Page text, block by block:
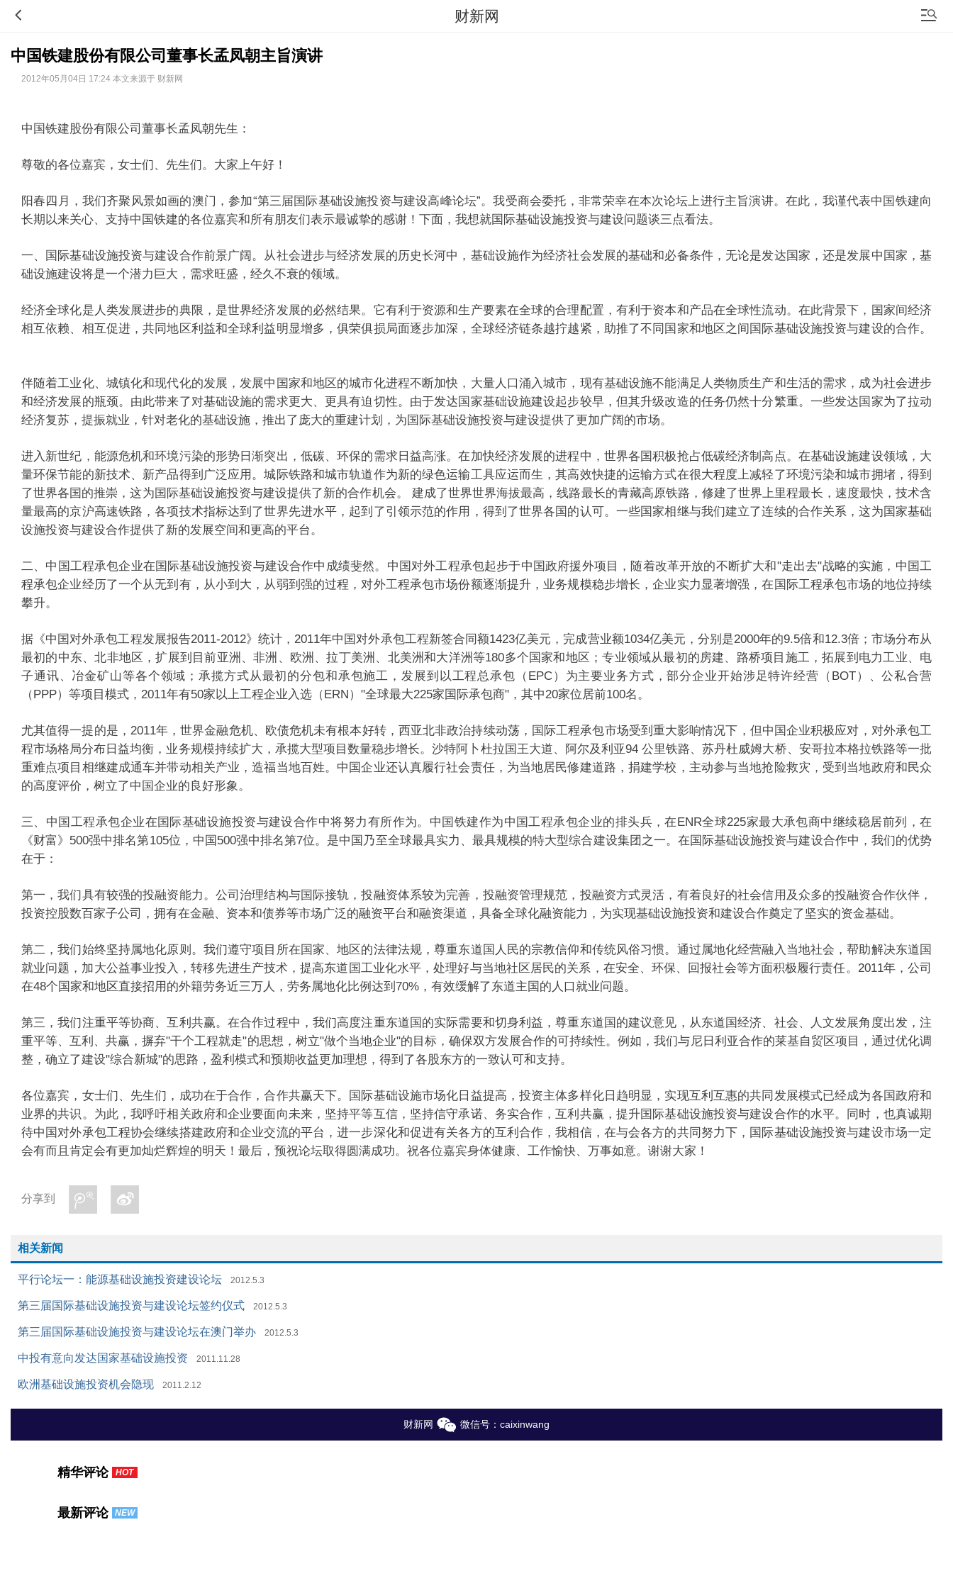
财新网
中国铁建股份有限公司董事长孟凤朝主旨演讲
2012年05月04日 17:24 本文来源于 财新网
中国铁建股份有限公司董事长孟凤朝先生：
尊敬的各位嘉宾，女士们、先生们。大家上午好！
阳春四月，我们齐聚风景如画的澳门，参加“第三届国际基础设施投资与建设高峰论坛”。我受商会委托，非常荣幸在本次论坛上进行主旨演讲。在此，我谨代表中国铁建向
长期以来关心、支持中国铁建的各位嘉宾和所有朋友们表示最诚挚的感谢！下面，我想就国际基础设施投资与建设问题谈三点看法。
一、国际基础设施投资与建设合作前景广阔。从社会进步与经济发展的历史长河中，基础设施作为经济社会发展的基础和必备条件，无论是发达国家，还是发展中国家，基
础设施建设将是一个潜力巨大，需求旺盛，经久不衰的领域。
经济全球化是人类发展进步的典限，是世界经济发展的必然结果。它有利于资源和生产要素在全球的合理配置，有利于资本和产品在全球性流动。在此背景下，国家间经济
相互依赖、相互促进，共同地区利益和全球利益明显增多，俱荣俱损局面逐步加深，全球经济链条越拧越紧，助推了不同国家和地区之间国际基础设施投资与建设的合作。
伴随着工业化、城镇化和现代化的发展，发展中国家和地区的城市化进程不断加快，大量人口涌入城市，现有基础设施不能满足人类物质生产和生活的需求，成为社会进步
和经济发展的瓶颈。由此带来了对基础设施的需求更大、更具有迫切性。由于发达国家基础设施建设起步较早，但其升级改造的任务仍然十分繁重。一些发达国家为了拉动
经济复苏，提振就业，针对老化的基础设施，推出了庞大的重建计划，为国际基础设施投资与建设提供了更加广阔的市场。
进入新世纪，能源危机和环境污染的形势日渐突出，低碳、环保的需求日益高涨。在加快经济发展的进程中，世界各国积极抢占低碳经济制高点。在基础设施建设领域，大
量环保节能的新技术、新产品得到广泛应用。城际铁路和城市轨道作为新的绿色运输工具应运而生，其高效快捷的运输方式在很大程度上减轻了环境污染和城市拥堵，得到
了世界各国的推崇，这为国际基础设施投资与建设提供了新的合作机会。 建成了世界世界海拔最高，线路最长的青藏高原铁路，修建了世界上里程最长，速度最快，技术含
量最高的京沪高速铁路，各项技术指标达到了世界先进水平，起到了引领示范的作用，得到了世界各国的认可。一些国家相继与我们建立了连续的合作关系，这为国家基础
设施投资与建设合作提供了新的发展空间和更高的平台。
二、中国工程承包企业在国际基础设施投资与建设合作中成绩斐然。中国对外工程承包起步于中国政府援外项目，随着改革开放的不断扩大和"走出去"战略的实施，中国工
程承包企业经历了一个从无到有，从小到大，从弱到强的过程，对外工程承包市场份额逐渐提升，业务规模稳步增长，企业实力显著增强，在国际工程承包市场的地位持续
攀升。
据《中国对外承包工程发展报告2011-2012》统计，2011年中国对外承包工程新签合同额1423亿美元，完成营业额1034亿美元，分别是2000年的9.5倍和12.3倍；市场分布从
最初的中东、北非地区，扩展到目前亚洲、非洲、欧洲、拉丁美洲、北美洲和大洋洲等180多个国家和地区；专业领域从最初的房建、路桥项目施工，拓展到电力工业、电
子通讯、冶金矿山等各个领域；承揽方式从最初的分包和承包施工，发展到以工程总承包（EPC）为主要业务方式，部分企业开始涉足特许经营（BOT）、公私合营
（PPP）等项目模式，2011年有50家以上工程企业入选（ERN）"全球最大225家国际承包商"，其中20家位居前100名。
尤其值得一提的是，2011年，世界金融危机、欧债危机未有根本好转，西亚北非政治持续动荡，国际工程承包市场受到重大影响情况下，但中国企业积极应对，对外承包工
程市场格局分布日益均衡，业务规模持续扩大，承揽大型项目数量稳步增长。沙特阿卜杜拉国王大道、阿尔及利亚94 公里铁路、苏丹杜威姆大桥、安哥拉本格拉铁路等一批
重难点项目相继建成通车并带动相关产业，造福当地百姓。中国企业还认真履行社会责任，为当地居民修建道路，捐建学校，主动参与当地抢险救灾，受到当地政府和民众
的高度评价，树立了中国企业的良好形象。
三、中国工程承包企业在国际基础设施投资与建设合作中将努力有所作为。中国铁建作为中国工程承包企业的排头兵，在ENR全球225家最大承包商中继续稳居前列，在
《财富》500强中排名第105位，中国500强中排名第7位。是中国乃至全球最具实力、最具规模的特大型综合建设集团之一。在国际基础设施投资与建设合作中，我们的优势
在于：
第一，我们具有较强的投融资能力。公司治理结构与国际接轨，投融资体系较为完善，投融资管理规范，投融资方式灵活，有着良好的社会信用及众多的投融资合作伙伴，
投资控股数百家子公司，拥有在金融、资本和债券等市场广泛的融资平台和融资渠道，具备全球化融资能力，为实现基础设施投资和建设合作奠定了坚实的资金基础。
第二，我们始终坚持属地化原则。我们遵守项目所在国家、地区的法律法规，尊重东道国人民的宗教信仰和传统风俗习惯。通过属地化经营融入当地社会，帮助解决东道国
就业问题，加大公益事业投入，转移先进生产技术，提高东道国工业化水平，处理好与当地社区居民的关系，在安全、环保、回报社会等方面积极履行责任。2011年，公司
在48个国家和地区直接招用的外籍劳务近三万人，劳务属地化比例达到70%，有效缓解了东道主国的人口就业问题。
第三，我们注重平等协商、互利共赢。在合作过程中，我们高度注重东道国的实际需要和切身利益，尊重东道国的建议意见，从东道国经济、社会、人文发展角度出发，注
重平等、互利、共赢，摒弃"干个工程就走"的思想，树立"做个当地企业"的目标，确保双方发展合作的可持续性。例如，我们与尼日利亚合作的莱基自贸区项目，通过优化调
整，确立了建设"综合新城"的思路，盈利模式和预期收益更加理想，得到了各股东方的一致认可和支持。
各位嘉宾，女士们、先生们，成功在于合作，合作共赢天下。国际基础设施市场化日益提高，投资主体多样化日趋明显，实现互利互惠的共同发展模式已经成为各国政府和
业界的共识。为此，我呼吁相关政府和企业要面向未来，坚持平等互信，坚持信守承诺、务实合作，互利共赢，提升国际基础设施投资与建设合作的水平。同时，也真诚期
待中国对外承包工程协会继续搭建政府和企业交流的平台，进一步深化和促进有关各方的互利合作，我相信，在与会各方的共同努力下，国际基础设施投资与建设市场一定
会有而且肯定会有更加灿烂辉煌的明天！最后，预祝论坛取得圆满成功。祝各位嘉宾身体健康、工作愉快、万事如意。谢谢大家！
分享到
相关新闻
平行论坛一：能源基础设施投资建设论坛 2012.5.3
第三届国际基础设施投资与建设论坛签约仪式 2012.5.3
第三届国际基础设施投资与建设论坛在澳门举办 2012.5.3
中投有意向发达国家基础设施投资 2011.11.28
欧洲基础设施投资机会隐现 2011.2.12
财新网 微信号：caixinwang
精华评论 HOT
最新评论 NEW